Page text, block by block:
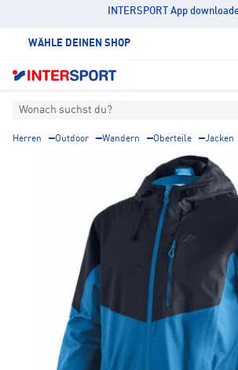
INTERSPORT App
WÄHLE DEINEN SHOP
Wonach suchst du?
Herren Outdoor Wandern Oberteile Jacken